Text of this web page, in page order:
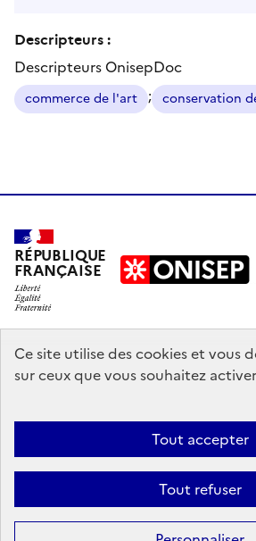
Ce site utilise des cookies et vous
sur ceux que vous souhaitez activer
Tout accepter
Tout refuser
Descripteurs :
Descripteurs OnisepDoc
commerce de l'art ; conservation
RÉPUBLIQUE
FRANÇAISE
education.gouv.fr
enseignementsup-recherche.gouv.fr
Accessibilité : partiellement conforme